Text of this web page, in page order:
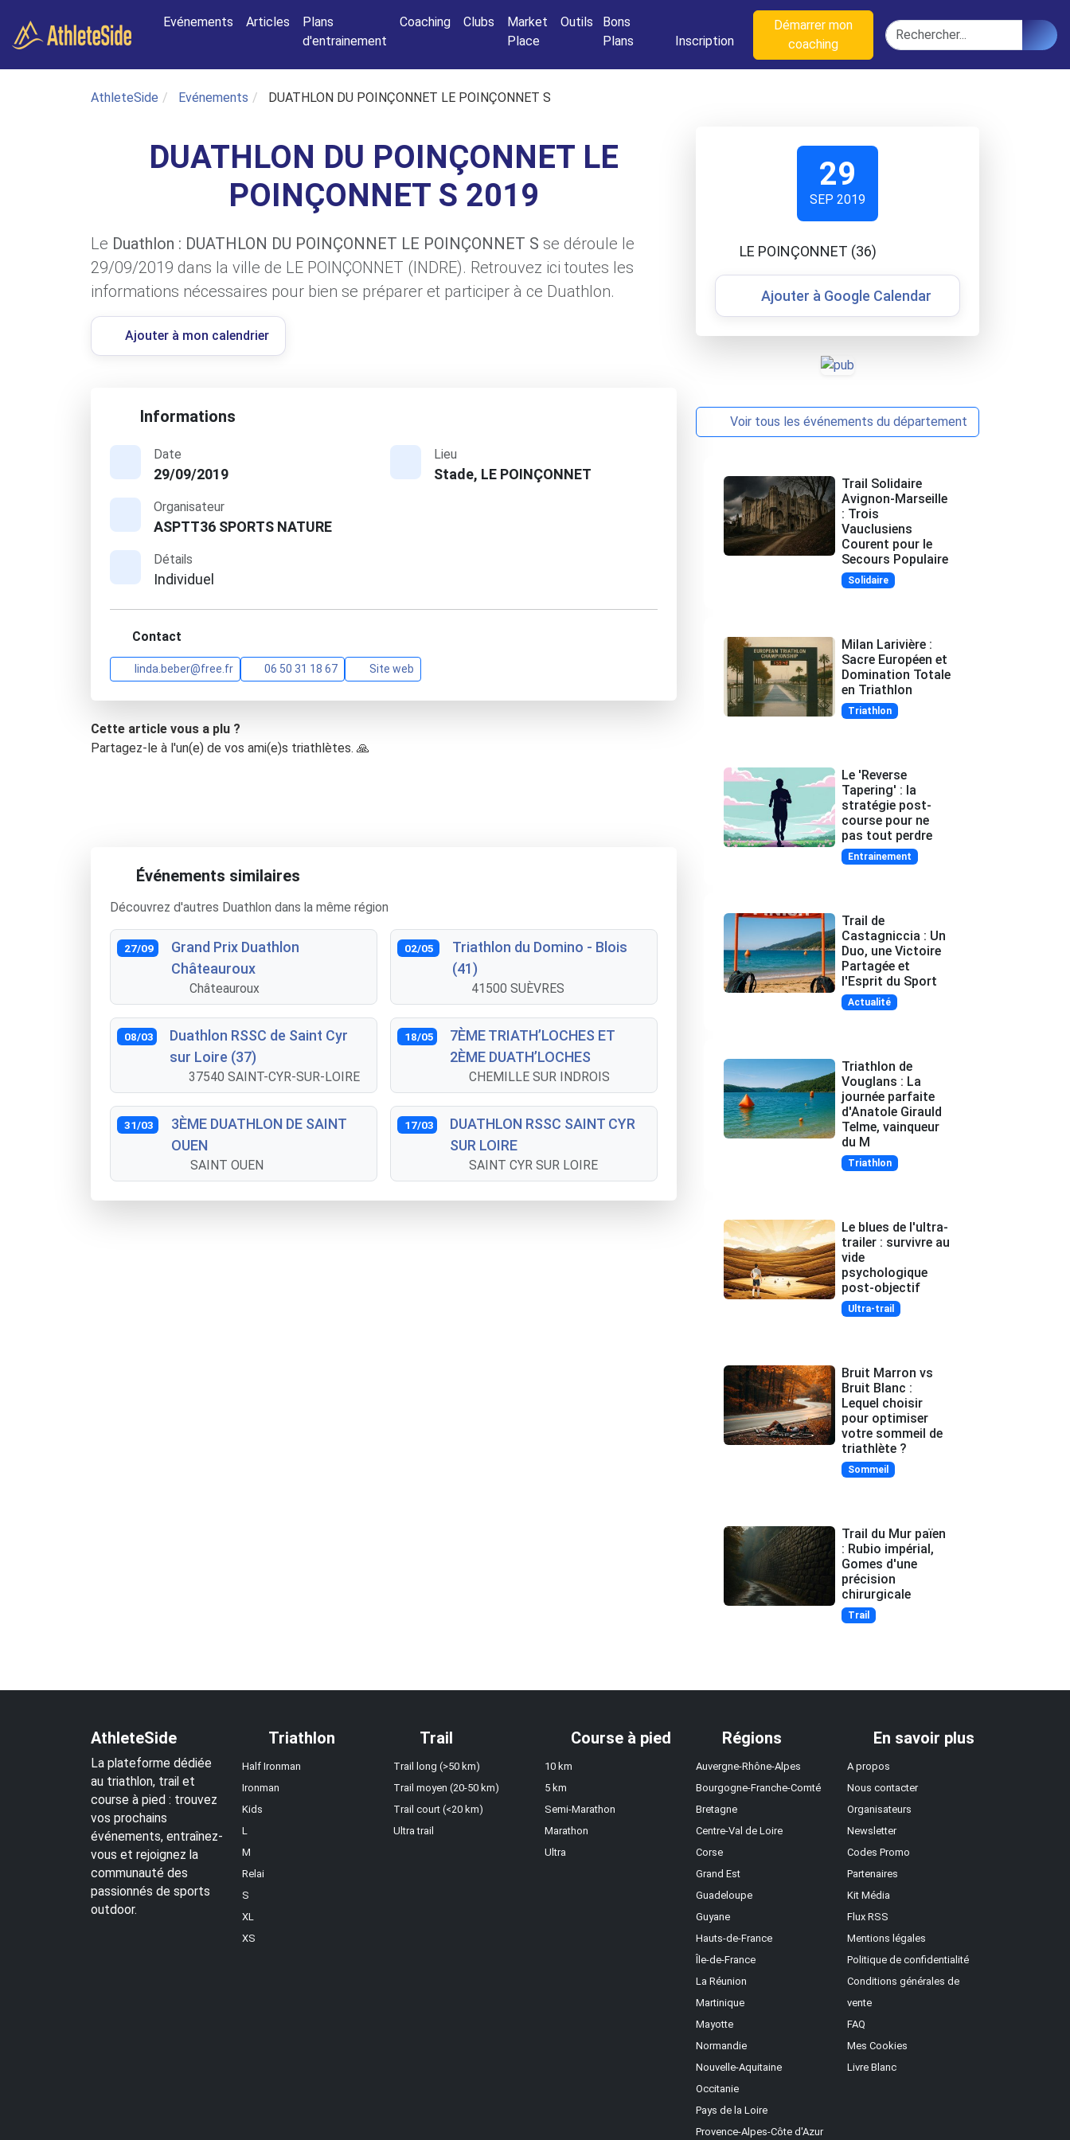
Evénements
Articles
Plans
d'entrainement
Coaching Clubs
Market
Place
Outils
Bons
Plans
Inscription
Démarrer mon
coaching
Rechercher
AthleteSide Evénements DUATHLON DU POINÇONNET LE POINÇONNET S
DUATHLON DU POINÇONNET LE
POINÇONNET S 2019
Le Duathlon : DUATHLON DU POINÇONNET LE POINÇONNET S se déroule le
29/09/2019 dans la ville de LE POINÇONNET (INDRE). Retrouvez ici toutes les
informations nécessaires pour bien se préparer et participer à ce Duathlon.
Ajouter à mon calendrier
Informations
Date
29/09/2019
Lieu
Stade, LE POINÇONNET
Organisateur
ASPTT36 SPORTS NATURE
Détails
Individuel
Contact
linda.beber@free.fr 06 50 31 18 67 Site web
Cette article vous a plu ?
Partagez-le à l'un(e) de vos ami(e)s triathlètes. 🙏
Événements similaires
Découvrez d'autres Duathlon dans la même région
27/09
Grand Prix Duathlon
Châteauroux
Châteauroux
02/05
Triathlon du Domino - Blois
(41)
41500 SUÈVRES
08/03
Duathlon RSSC de Saint Cyr
sur Loire (37)
37540 SAINT-CYR-SUR-LOIRE
18/05
7ÈME TRIATH’LOCHES ET
2ÈME DUATH’LOCHES
CHEMILLE SUR INDROIS
31/03
3ÈME DUATHLON DE SAINT
OUEN
SAINT OUEN
17/03
DUATHLON RSSC SAINT CYR
SUR LOIRE
SAINT CYR SUR LOIRE
29
SEP 2019
LE POINÇONNET (36)
Ajouter à Google Calendar
Voir tous les événements du département
Trail Solidaire
Avignon-Marseille
: Trois
Vauclusiens
Courent pour le
Secours Populaire
Solidaire
Milan Larivière :
Sacre Européen et
Domination Totale
en Triathlon
Triathlon
Le 'Reverse
Tapering' : la
stratégie post-
course pour ne
pas tout perdre
Entrainement
Trail de
Castagniccia : Un
Duo, une Victoire
Partagée et
l'Esprit du Sport
Actualité
Triathlon de
Vouglans : La
journée parfaite
d'Anatole Girauld
Telme, vainqueur
du M
Triathlon
Le blues de l'ultra-
trailer : survivre au
vide
psychologique
post-objectif
Ultra-trail
Bruit Marron vs
Bruit Blanc :
Lequel choisir
pour optimiser
votre sommeil de
triathlète ?
Sommeil
Trail du Mur païen
: Rubio impérial,
Gomes d'une
précision
chirurgicale
Trail
AthleteSide
La plateforme dédiée
au triathlon, trail et
course à pied : trouvez
vos prochains
événements, entraînez-
vous et rejoignez la
communauté des
passionnés de sports
outdoor.
Triathlon
Half Ironman
Ironman
Kids
L
M
Relai
S
XL
XS
Trail
Trail long (>50 km)
Trail moyen (20-50 km)
Trail court (<20 km)
Ultra trail
Course à pied
10 km
5 km
Semi-Marathon
Marathon
Ultra
Régions
Auvergne-Rhône-Alpes
Bourgogne-Franche-Comté
Bretagne
Centre-Val de Loire
Corse
Grand Est
Guadeloupe
Guyane
Hauts-de-France
Île-de-France
La Réunion
Martinique
Mayotte
Normandie
Nouvelle-Aquitaine
Occitanie
Pays de la Loire
Provence-Alpes-Côte d'Azur
En savoir plus
A propos
Nous contacter
Organisateurs
Newsletter
Codes Promo
Partenaires
Kit Média
Flux RSS
Mentions légales
Politique de confidentialité
Conditions générales de
vente
FAQ
Mes Cookies
Livre Blanc